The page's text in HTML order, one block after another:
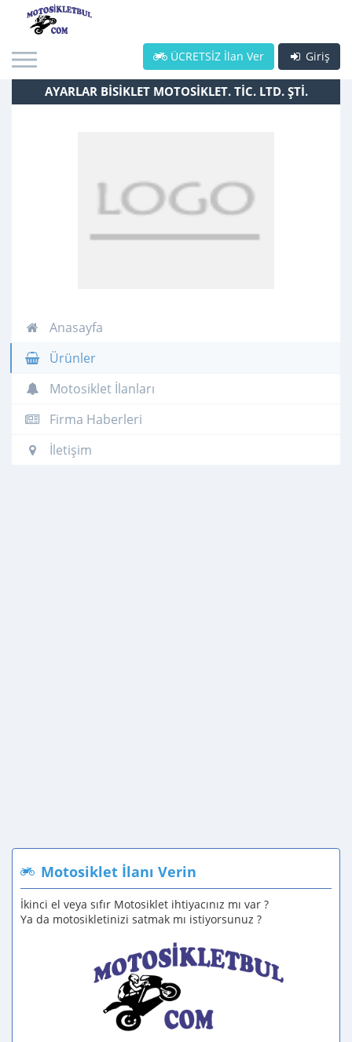
Giriş
ÜCRETSİZ İlan Ver
AYARLAR BİSİKLET MOTOSİKLET. TİC. LTD. ŞTİ.
Anasayfa
Ürünler
Motosiklet İlanları
Firma Haberleri
İletişim
Motosiklet İlanı Verin
İkinci el veya sıfır Motosiklet ihtiyacınız mı var ?
Ya da motosikletinizi satmak mı istiyorsunuz ?